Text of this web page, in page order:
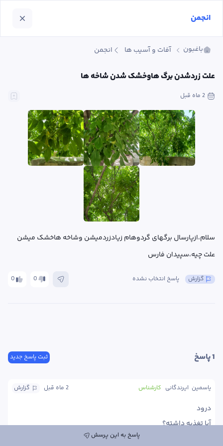
باغبون آفات و آسیب ها انجمن
علت زردشدن برگ هاوخشک شدن شاخه ها
2 ماه قبل
علت چیه،سپیدان فارس
0 0 پاسخ انتخاب نشده گزارش
ثبت پاسخ جدید 1 پاسخ
گزارش 2 ماه قبل کارشناس یاسمین  ایرندگانی
پاسخ به این پرسش
انجمن